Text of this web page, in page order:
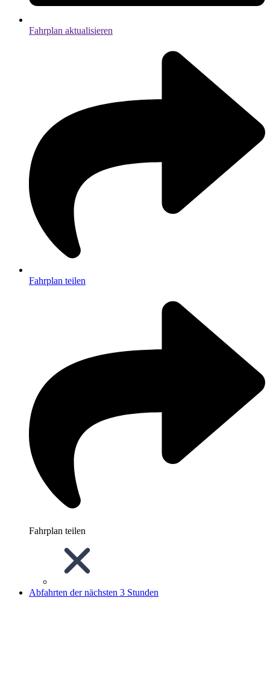
Fahrplan aktualisieren
Fahrplan teilen
Fahrplan teilen
Abfahrten der nächsten 3 Stunden